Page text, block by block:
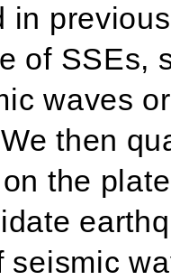
in
of SSEs,
waves
then
the
seismic